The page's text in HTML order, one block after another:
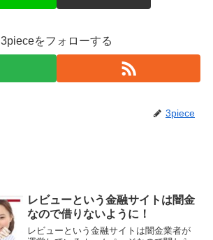
3pieceをフォローする
3piece
レビューという金融サイトは闇金
なので借りないように！
レビューという金融サイトは闇金業者が